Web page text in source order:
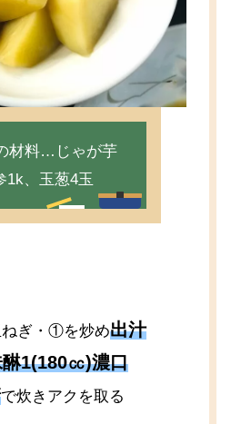
材料…じゃが芋
1k、玉葱4玉
ぎ・①を炒め出汁
1(180㏄)濃口
で炊きアクを取る